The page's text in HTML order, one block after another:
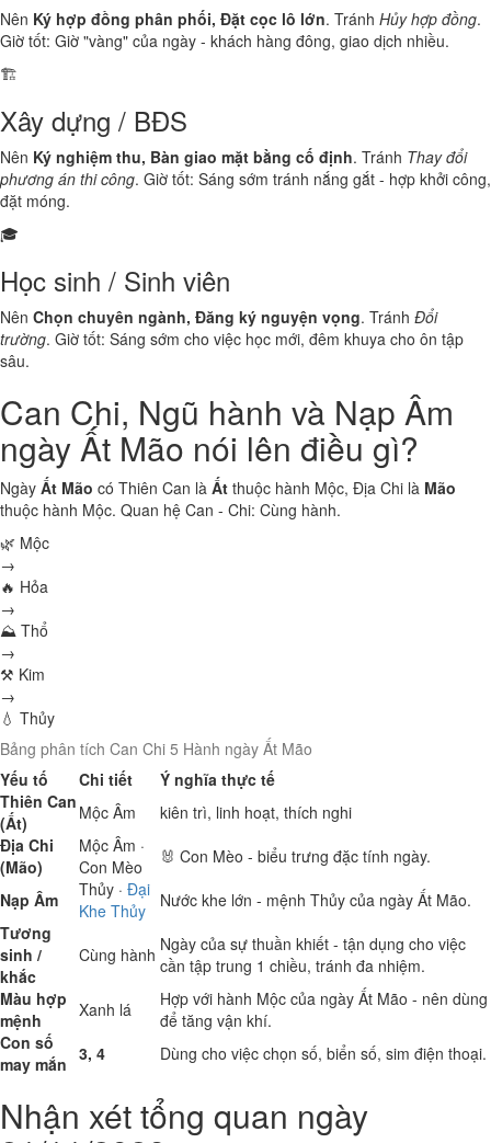
Nên Ký hợp đồng phân phối, Đặt cọc lô lớn. Tránh Hủy hợp đồng.
Giờ tốt: Giờ "vàng" của ngày - khách hàng đông, giao dịch nhiều.
🏗️
Xây dựng / BĐS
Nên Ký nghiệm thu, Bàn giao mặt bằng cố định. Tránh Thay đổi
phương án thi công. Giờ tốt: Sáng sớm tránh nắng gắt - hợp khởi công,
đặt móng.
🎓
Học sinh / Sinh viên
Nên Chọn chuyên ngành, Đăng ký nguyện vọng. Tránh Đổi
trường. Giờ tốt: Sáng sớm cho việc học mới, đêm khuya cho ôn tập
sâu.
Can Chi, Ngũ hành và Nạp Âm
ngày Ất Mão nói lên điều gì?
Ngày Ất Mão có Thiên Can là Ất thuộc hành Mộc, Địa Chi là Mão
thuộc hành Mộc. Quan hệ Can - Chi: Cùng hành.
🌿 Mộc
→
🔥 Hỏa
→
⛰ Thổ
→
⚒ Kim
→
💧 Thủy
Bảng phân tích Can Chi 5 Hành ngày Ất Mão
Yếu tố
Chi tiết
Ý nghĩa thực tế
Thiên Can
(Ất)
Mộc Âm
kiên trì, linh hoạt, thích nghi
Địa Chi
(Mão)
Mộc Âm ·
Con Mèo
🐰 Con Mèo - biểu trưng đặc tính ngày.
Nạp Âm
Thủy · Đại
Khe Thủy
Nước khe lớn - mệnh Thủy của ngày Ất Mão.
Tương
sinh /
khắc
Cùng hành Ngày của sự thuần khiết - tận dụng cho việc
cần tập trung 1 chiều, tránh đa nhiệm.
Màu hợp
mệnh
Xanh lá
Hợp với hành Mộc của ngày Ất Mão - nên dùng
để tăng vận khí.
Con số
may mắn 3, 4 Dùng cho việc chọn số, biển số, sim điện thoại.
Nhận xét tổng quan ngày